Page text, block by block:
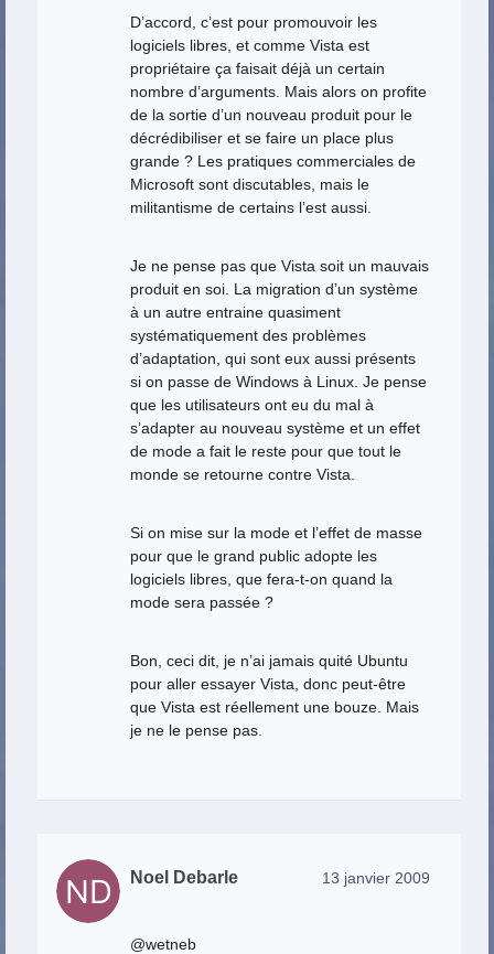
D’accord, c’est pour promouvoir les
logiciels libres, et comme Vista est
propriétaire ça faisait déjà un certain
nombre d’arguments. Mais alors on profite
de la sortie d’un nouveau produit pour le
décrédibiliser et se faire un place plus
grande ? Les pratiques commerciales de
Microsoft sont discutables, mais le
militantisme de certains l’est aussi.
Je ne pense pas que Vista soit un mauvais
produit en soi. La migration d’un système
à un autre entraine quasiment
systématiquement des problèmes
d’adaptation, qui sont eux aussi présents
si on passe de Windows à Linux. Je pense
que les utilisateurs ont eu du mal à
s’adapter au nouveau système et un effet
de mode a fait le reste pour que tout le
monde se retourne contre Vista.
Si on mise sur la mode et l’effet de masse
pour que le grand public adopte les
logiciels libres, que fera-t-on quand la
mode sera passée ?
Bon, ceci dit, je n’ai jamais quité Ubuntu
pour aller essayer Vista, donc peut-être
que Vista est réellement une bouze. Mais
je ne le pense pas.
Noel Debarle 13 janvier 2009
@wetneb